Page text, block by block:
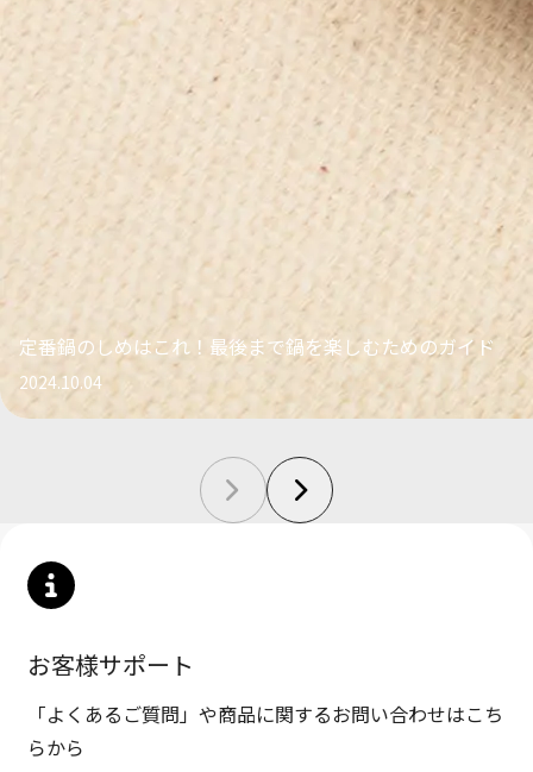
定番鍋のしめはこれ！最後まで鍋を楽しむためのガイド
2024.10.04
お客様サポート
「よくあるご質問」や商品に関するお問い合わせはこち
らから